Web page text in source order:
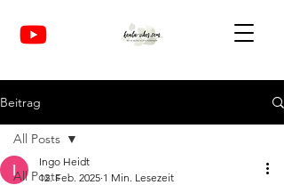
Beitrag
All Posts
All Posts
Ingo Heidt
12. Feb. 2025 1 Min. Lesezeit